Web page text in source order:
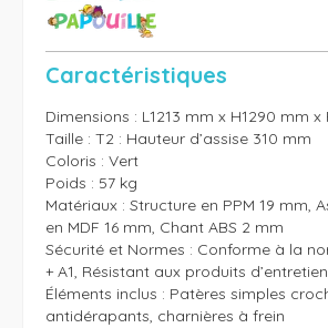
Caractéristiques
Dimensions : L1213 mm x H1290 mm x
Taille : T2 : Hauteur d’assise 310 mm
Coloris : Vert
Poids : 57 kg
Matériaux : Structure en PPM 19 mm,
en MDF 16 mm, Chant ABS 2 mm
Sécurité et Normes : Conforme à la
+ A1, Résistant aux produits
Éléments inclus : Patères simples
antidérapants, charnières à frein